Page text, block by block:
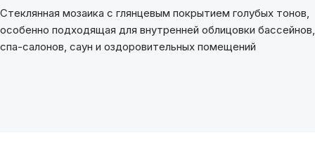
Стеклянная мозаика с глянцевым покрытием голубых тонов,
особенно подходящая для внутренней облицовки бассейнов,
спа-салонов, саун и оздоровительных помещений